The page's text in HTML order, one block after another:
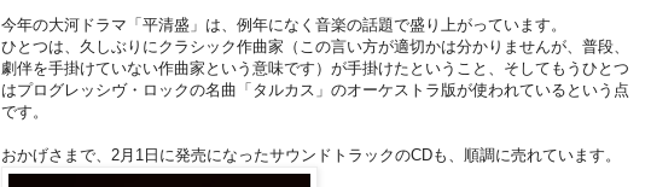
今年の大河ドラマ「平清盛」は、例年になく音楽の話題で盛り上がっています。
ひとつは、久しぶりにクラシック作曲家（この言い方が適切かは分かりませんが、普段、
劇伴を手掛けていない作曲家という意味です）が手掛けたということ、そしてもうひとつ
はプログレッシヴ・ロックの名曲「タルカス」のオーケストラ版が使われているという点
です。
おかげさまで、2月1日に発売になったサウンドトラックのCDも、順調に売れています。